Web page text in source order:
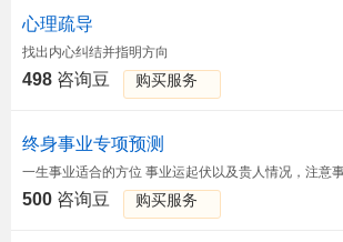
心理疏导
找出内心纠结并指明方向
498 咨询豆 购买服务
终身事业专项预测
一生事业适合的方位 事业运起伏以及贵人情况，注意
500 咨询豆 购买服务